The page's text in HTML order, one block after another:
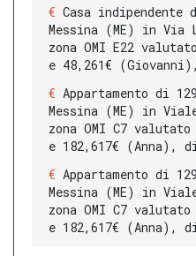
Casa
Messina (ME) in Via
zona OMI E22
e 48,261€
Appartamento di
Messina (ME) in
zona OMI C7
e 182,617€ (Anna),
Appartamento di
Messina (ME) in
zona OMI C7
e 182,617€ (Anna),